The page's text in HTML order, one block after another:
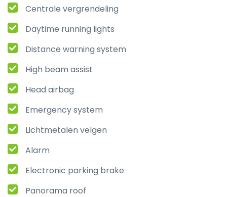
Centrale vergrendeling
Daytime running lights
Distance warning system
High beam assist
Head airbag
Emergency system
Lichtmetalen velgen
Alarm
Electronic parking brake
Panorama roof